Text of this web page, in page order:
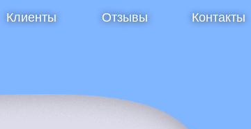
Клиенты Отзывы Контакты